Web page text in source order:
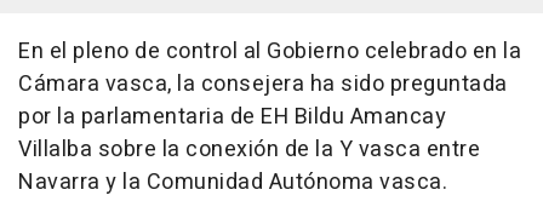
En el pleno de control al Gobierno celebrado en la
Cámara vasca, la consejera ha sido preguntada
por la parlamentaria de EH Bildu Amancay
Villalba sobre la conexión de la Y vasca entre
Navarra y la Comunidad Autónoma vasca.